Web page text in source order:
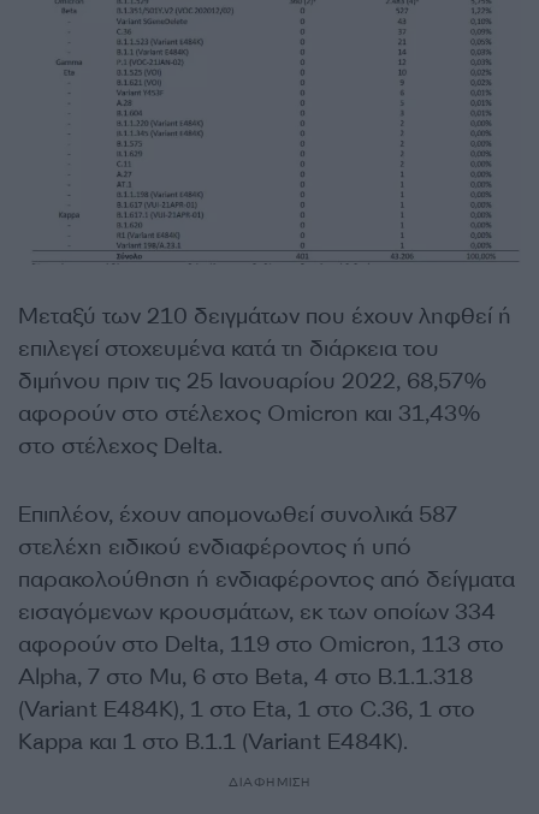
Μεταξύ των 210 δειγμάτων που έχουν ληφθεί ή
επιλεγεί στοχευμένα κατά τη διάρκεια του
διμήνου πριν τις 25 Ιανουαρίου 2022, 68,57%
αφορούν στο στέλεχος Omicron και 31,43%
στο στέλεχος Delta.
Επιπλέον, έχουν απομονωθεί συνολικά 587
στελέχη ειδικού ενδιαφέροντος ή υπό
παρακολούθηση ή ενδιαφέροντος από δείγματα
εισαγόμενων κρουσμάτων, εκ των οποίων 334
αφορούν στο Delta, 119 στο Omicron, 113 στο
Alpha, 7 στο Mu, 6 στο Beta, 4 στο B.1.1.318
(Variant E484K), 1 στο Eta, 1 στο C.36, 1 στο
Kappa και 1 στο B.1.1 (Variant E484K).
ΔΙΑΦΗΜΙΣΗ